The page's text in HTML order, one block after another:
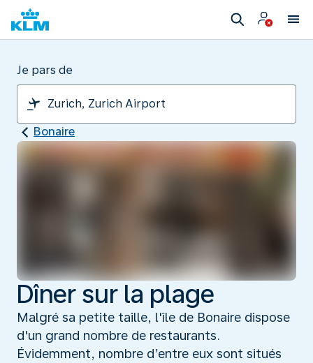
Je pars de
Bonaire
Dîner sur la plage
Malgré sa petite taille, l'île de Bonaire dispose
d'un grand nombre de restaurants.
Évidemment, nombre d’entre eux sont situés